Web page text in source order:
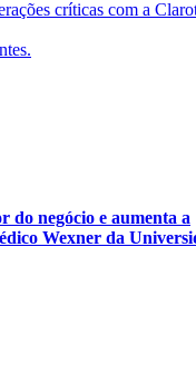
críticas com a
do negócio e aumenta a
Wexner da